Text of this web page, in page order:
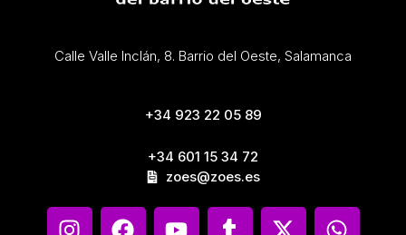
Calle Valle Inclán, 8. Barrio del Oeste, Salamanca
+34 923 22 05 89
+34 601 15 34 72
zoes@zoes.es